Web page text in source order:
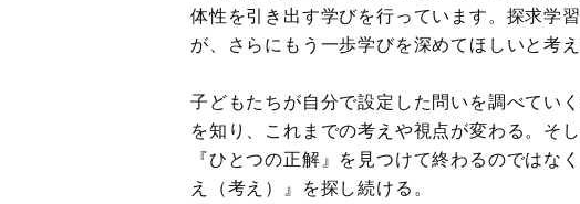
体性を引き出す学びを行っています。探求学
が、さらにもう一歩学びを深めてほしいと考え
子どもたちが自分で設定した問いを調べてい
を知り、これまでの考えや視点が変わる。そ
『ひとつの正解』を見つけて終わるのではな
え（考え）』を探し続ける。